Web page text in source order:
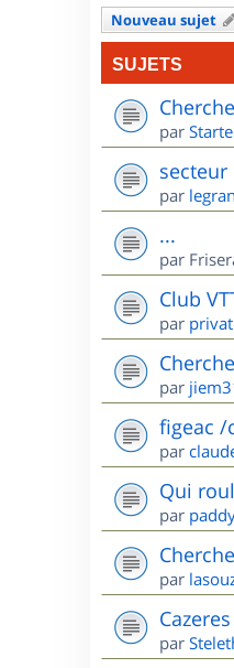
Nouveau sujet
SUJETS
par
secteur
par
...
par
Club
par
par
figeac /
par
Qui
par
par
par